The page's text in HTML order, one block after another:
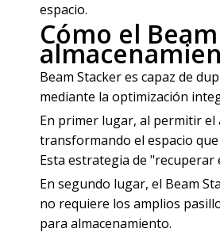
espacio.
Cómo el
Beam Stacker es capaz de
mediante la optimización
En primer lugar, al permitir el
transformando el espacio
Esta estrategia de "recuperar
En segundo lugar, el Beam
no requiere los amplios
para almacenamiento.